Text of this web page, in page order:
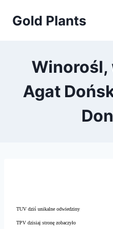
Gold Plants
Winorośl,
Agat
TUV dziś unikalne odwiedziny
TPV dzisiaj stronę zobaczyło